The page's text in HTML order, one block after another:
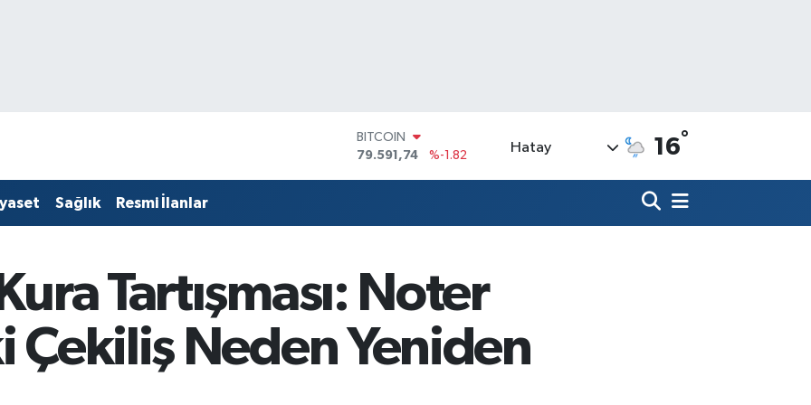
DOLAR
45,43620
%0.02
61,60380
%0.18
BİST100
14.598,00
%0
Hatay 16°
Sağlık Resmi İlanlar
Tartışması: Noter
Çekiliş Neden Yeniden